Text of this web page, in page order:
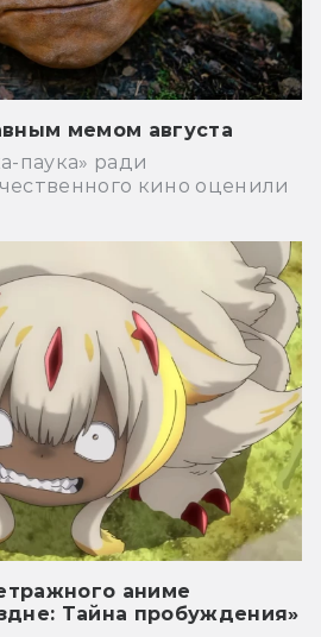
мемом августа
паука» ради
кино оценили
аниме
Тайна пробуждения»